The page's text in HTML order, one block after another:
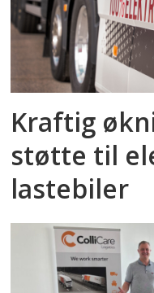
Kraftig
støtte til
lastebiler